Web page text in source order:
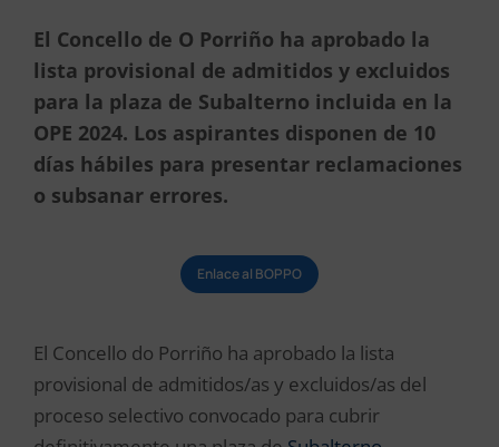
El Concello de O Porriño ha aprobado la
lista provisional de admitidos y excluidos
para la plaza de Subalterno incluida en la
OPE 2024. Los aspirantes disponen de 10
días hábiles para presentar reclamaciones
o subsanar errores.
Enlace al BOPPO
El Concello do Porriño ha aprobado la lista
provisional de admitidos/as y excluidos/as del
proceso selectivo convocado para cubrir